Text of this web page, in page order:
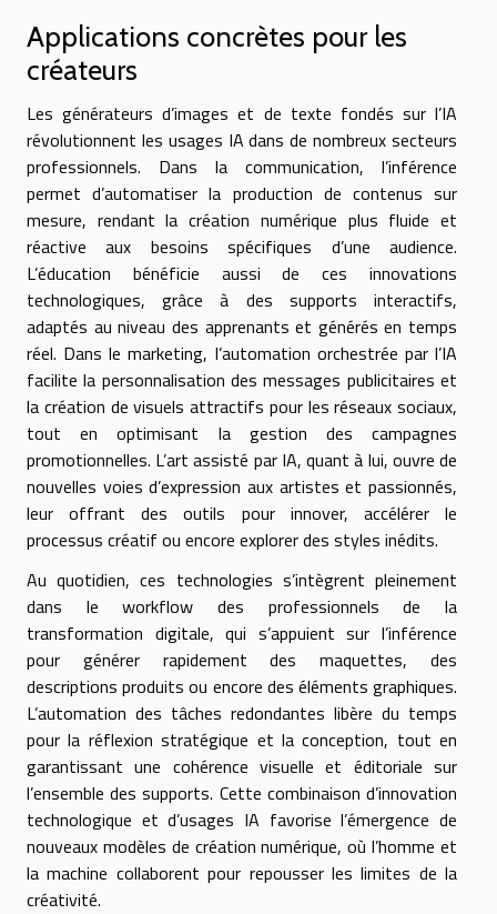
Applications concrètes pour les
créateurs
Les générateurs d’images et de texte fondés sur l’IA
révolutionnent les usages IA dans de nombreux secteurs
professionnels. Dans la communication, l’inférence
permet d’automatiser la production de contenus sur
mesure, rendant la création numérique plus fluide et
réactive aux besoins spécifiques d’une audience.
L’éducation bénéficie aussi de ces innovations
technologiques, grâce à des supports interactifs,
adaptés au niveau des apprenants et générés en temps
réel. Dans le marketing, l’automation orchestrée par l’IA
facilite la personnalisation des messages publicitaires et
la création de visuels attractifs pour les réseaux sociaux,
tout en optimisant la gestion des campagnes
promotionnelles. L’art assisté par IA, quant à lui, ouvre de
nouvelles voies d’expression aux artistes et passionnés,
leur offrant des outils pour innover, accélérer le
processus créatif ou encore explorer des styles inédits.
Au quotidien, ces technologies s’intègrent pleinement
dans le workflow des professionnels de la
transformation digitale, qui s’appuient sur l’inférence
pour générer rapidement des maquettes, des
descriptions produits ou encore des éléments graphiques.
L’automation des tâches redondantes libère du temps
pour la réflexion stratégique et la conception, tout en
garantissant une cohérence visuelle et éditoriale sur
l’ensemble des supports. Cette combinaison d’innovation
technologique et d’usages IA favorise l’émergence de
nouveaux modèles de création numérique, où l’homme et
la machine collaborent pour repousser les limites de la
créativité.